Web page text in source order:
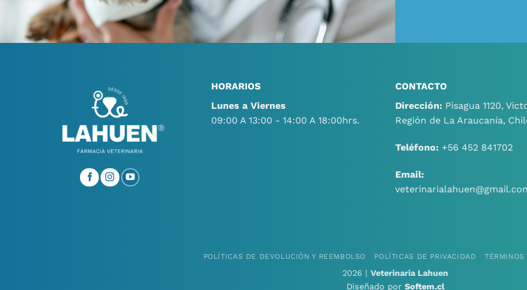
HORARIOS
Lunes a Viernes
09:00 A 13:00 - 14:00 A 18:00hrs.
CONTACTO
Dirección: Pisagua 1120,
Región de La Araucanía,
Teléfono: +56 452 841702
Email:
POLÍTICAS DE DEVOLUCIÓN Y REEMBOLSO POLÍTICAS DE PRIVACIDAD TÉRMINOS
2026 | Veterinaria Lahuen
Diseñado por Softem.cl